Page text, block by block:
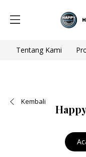
Tentang Kami
Kembali